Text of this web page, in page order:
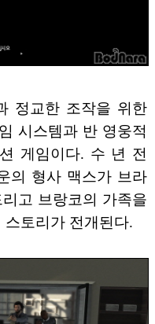
정교한 조작을 위한
시스템과 반 영웅적
게임이다. 수 년 전
의 형사 맥스가 브라
고 브랑코의 가족을
스토리가 전개된다.